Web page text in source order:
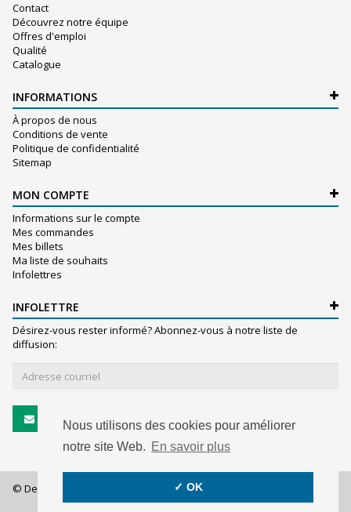
Nous utilisons des cookies pour améliorer
notre site Web. En savoir plus
✓ OK
Contact
Découvrez notre équipe
Offres d'emploi
Qualité
Catalogue
INFORMATIONS
À propos de nous
Conditions de vente
Politique de confidentialité
Sitemap
MON COMPTE
Informations sur le compte
Mes commandes
Mes billets
Ma liste de souhaits
Infolettres
INFOLETTRE
Désirez-vous rester informé? Abonnez-vous à notre liste de
diffusion:
S'abonner
© De Witte S.A. - 2026 - All rights reserved